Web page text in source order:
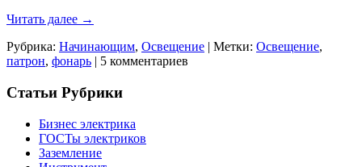
Читать далее →
Рубрика: Начинающим, Освещение | Метки: Освещение,
патрон, фонарь | 5 комментариев
Статьи Рубрики
Бизнес электрика
ГОСТы электриков
Заземление